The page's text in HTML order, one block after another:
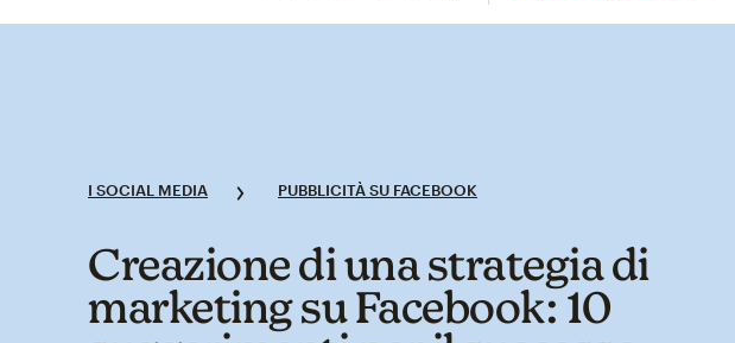
I SOCIAL MEDIA PUBBLICITÀ SU FACEBOOK
Creazione di una strategia di
marketing su Facebook: 10